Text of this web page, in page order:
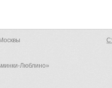
Люблино»